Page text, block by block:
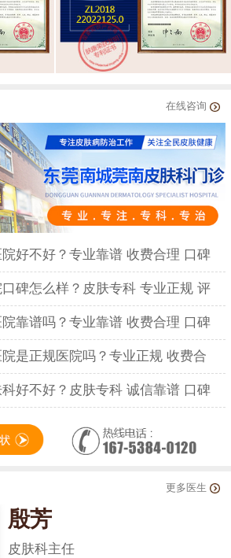
在线咨询
好不好？专业靠谱 收费合理 口碑
碑怎么样？皮肤专科 专业正规 评
靠谱吗？专业靠谱 收费合理 口碑
是正规医院吗？专业正规 收费合
好不好？皮肤专科 诚信靠谱 口碑
更多医生
殷芳
皮肤科主任